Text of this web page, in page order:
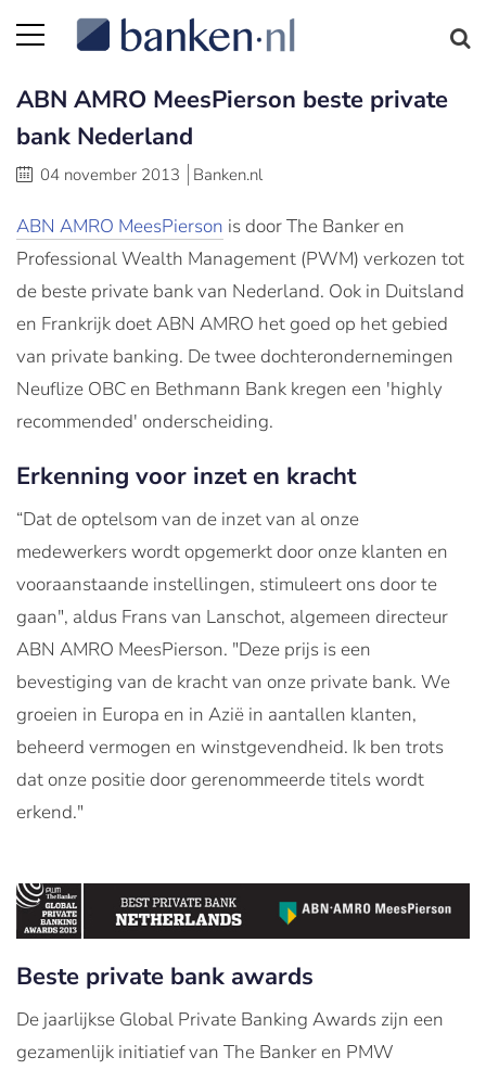
ABN AMRO MeesPierson beste private
bank Nederland
04 november 2013 Banken.nl
ABN AMRO MeesPierson is door The Banker en
Professional Wealth Management (PWM) verkozen tot
de beste private bank van Nederland. Ook in Duitsland
en Frankrijk doet ABN AMRO het goed op het gebied
van private banking. De twee dochterondernemingen
Neuflize OBC en Bethmann Bank kregen een 'highly
recommended' onderscheiding.
Erkenning voor inzet en kracht
“Dat de optelsom van de inzet van al onze
medewerkers wordt opgemerkt door onze klanten en
vooraanstaande instellingen, stimuleert ons door te
gaan", aldus Frans van Lanschot, algemeen directeur
ABN AMRO MeesPierson. "Deze prijs is een
bevestiging van de kracht van onze private bank. We
groeien in Europa en in Azië in aantallen klanten,
beheerd vermogen en winstgevendheid. Ik ben trots
dat onze positie door gerenommeerde titels wordt
erkend."
Beste private bank awards
De jaarlijkse Global Private Banking Awards zijn een
gezamenlijk initiatief van The Banker en PMW